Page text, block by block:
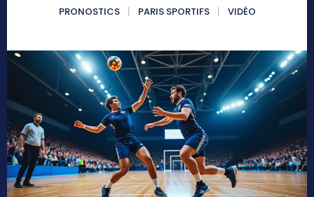
PRONOSTICS
PARIS SPORTIFS VIDÉO